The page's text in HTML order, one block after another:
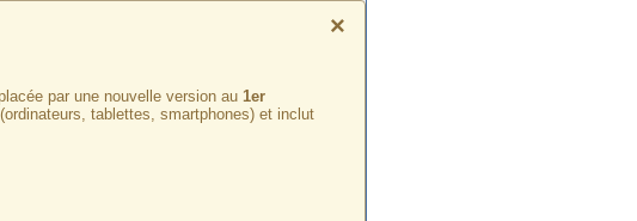
×
par une nouvelle version au 1er
tablettes, smartphones) et inclut